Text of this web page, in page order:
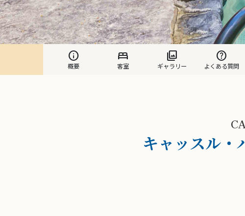
info
概要
bed
客室
photo_library
ギャラリー
help
よくある質問
キャッスル・